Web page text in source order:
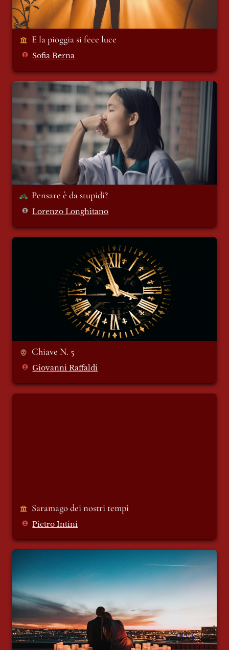
E la pioggia si fece luce
Sofia Berna
Pensare è da stupidi?
Pensare è da stupidi?
Lorenzo Longhitano
Chiave N. 5
Chiave N. 5
Giovanni Raffaldi
Saramago dei nostri tempi
Pietro Intini
Amare te(mo)